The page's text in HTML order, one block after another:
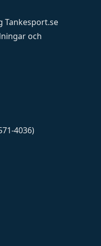
Tankesport.se
och
4036)